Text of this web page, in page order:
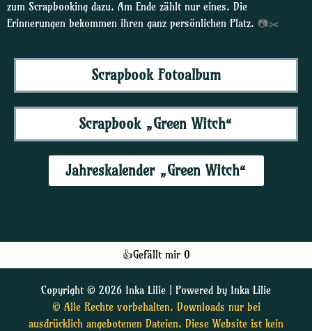
zum Scrapbooking dazu. Am Ende zählt nur eines. Die
Erinnerungen bekommen ihren ganz persönlichen Platz. 📷✂️
Scrapbook Fotoalbum
Scrapbook „Green Witch“
Jahreskalender „Green Witch“
👍Gefällt mir 0
Copyright © 2026 Inka Lilie | Powered by Inka Lilie
© Alle Rechte vorbehalten. Downloads nur bei
ausdrücklich angebotenen Dateien. Diese Website ist kein